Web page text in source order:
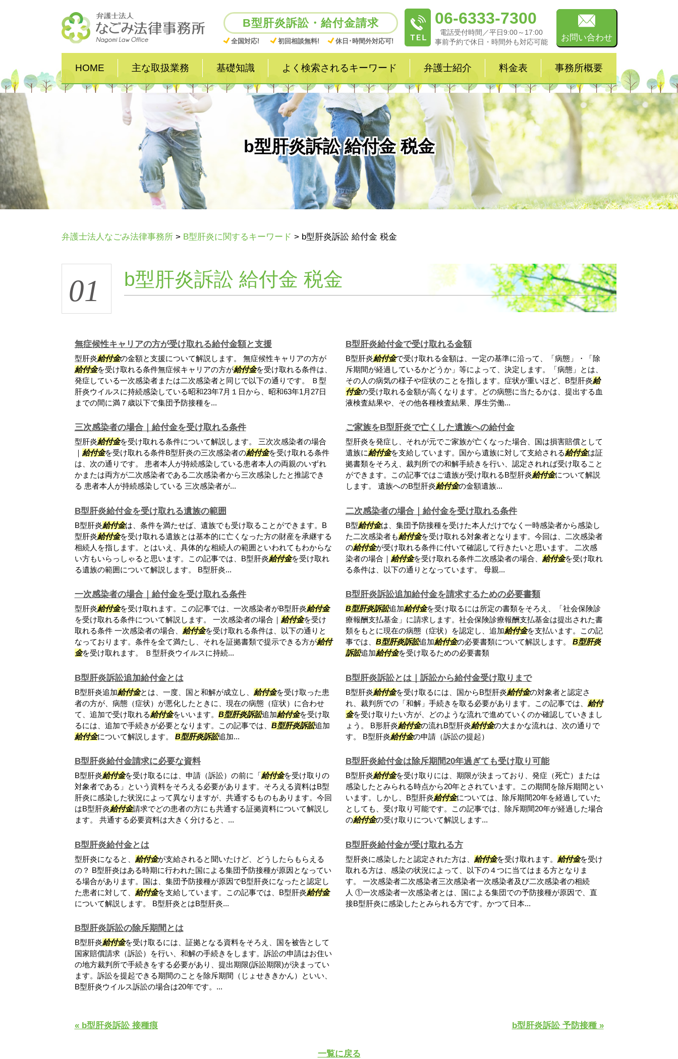
b型肝炎訴訟 給付金 税金
B型肝炎訴訟・給付金請求
全国対応! 初回相談無料! 休日･時間外対応可!
06-6333-7300
電話受付時間／平日9:00～17:00
事前予約で休日・時間外も対応可能
お問い合わせ
HOME 主な取扱業務 基礎知識 よく検索されるキーワード 弁護士紹介 料金表 事務所概要
弁護士法人なごみ法律事務所 > B型肝炎に関するキーワード > b型肝炎訴訟 給付金 税金
01 b型肝炎訴訟 給付金 税金
無症候性キャリアの方が受け取れる給付金額と支援
型肝炎給付金の金額と支援について解説します。 無症候性キャリアの方が
給付金を受け取れる条件無症候キャリアの方が給付金を受け取れる条件は、
発症している一次感染者または二次感染者と同じで以下の通りです。 Ｂ型
肝炎ウイルスに持続感染している昭和23年7月１日から、昭和63年1月27日
までの間に満７歳以下で集団予防接種を...
B型肝炎給付金で受け取れる金額
B型肝炎給付金で受け取れる金額は、一定の基準に沿って、「病態」・「除
斥期間が経過しているかどうか」等によって、決定します。「病態」とは、
その人の病気の様子や症状のことを指します。症状が重いほど、B型肝炎給
付金の受け取れる金額が高くなります。どの病態に当たるかは、提出する血
液検査結果や、その他各種検査結果、厚生労働...
三次感染者の場合｜給付金を受け取れる条件
型肝炎給付金を受け取れる条件について解説します。 三次次感染者の場合
｜ 給付金を受け取れる条件B型肝炎の三次感染者の給付金を受け取れる条件
は、次の通りです。 患者本人が持続感染している患者本人の両親のいずれ
かまたは両方が二次感染者である二次感染者から三次感染したと推認でき
る 患者本人が持続感染している 三次感染者が...
ご家族をB型肝炎で亡くした遺族への給付金
型肝炎を発症し、それが元でご家族が亡くなった場合、国は損害賠償として
遺族に給付金を支給しています。国から遺族に対して支給される給付金は証
拠書類をそろえ、裁判所での和解手続きを行い、認定されれば受け取ること
ができます。この記事ではご遺族が受け取れるB型肝炎給付金について解説
します。 遺族へのB型肝炎給付金の金額遺族...
B型肝炎給付金を受け取れる遺族の範囲
B型肝炎給付金は、条件を満たせば、遺族でも受け取ることができます。B
型肝炎給付金を受け取れる遺族とは基本的に亡くなった方の財産を承継する
相続人を指します。とはいえ、具体的な相続人の範囲といわれてもわからな
い方もいらっしゃると思います。この記事では、B型肝炎給付金を受け取れ
る遺族の範囲について解説します。 B型肝炎...
二次感染者の場合｜給付金を受け取れる条件
B型給付金は、集団予防接種を受けた本人だけでなく一時感染者から感染し
た二次感染者も給付金を受け取れる対象者となります。今回は、二次感染者
の給付金が受け取れる条件に付いて確認して行きたいと思います。 二次感
染者の場合｜ 給付金を受け取れる条件二次感染者の場合、 給付金を受け取れ
る条件は、以下の通りとなっています。 母親...
一次感染者の場合｜給付金を受け取れる条件
型肝炎給付金を受け取れます。この記事では、一次感染者がB型肝炎給付金
を受け取れる条件について解説します。 一次感染者の場合｜ 給付金を受け
取れる条件 一次感染者の場合、 給付金を受け取れる条件は、以下の通りと
なっております。条件を全て満たし、それを証拠書類で提示できる方が給付
金を受け取れます。 Ｂ型肝炎ウイルスに持続...
B型肝炎訴訟追加給付金を請求するための必要書類
B型肝炎訴訟追加給付金を受け取るには所定の書類をそろえ、「社会保険診
療報酬支払基金」に請求します。社会保険診療報酬支払基金は提出された書
類をもとに現在の病態（症状）を認定し、追加給付金を支払います。この記
事では、 B型肝炎訴訟追加給付金の必要書類について解説します。 B型肝炎
訴訟追加給付金を受け取るための必要書類
B型肝炎訴訟追加給付金とは
B型肝炎追加給付金とは、一度、国と和解が成立し、 給付金を受け取った患
者の方が、病態（症状）が悪化したときに、現在の病態（症状）に合わせ
て、追加で受け取れる給付金をいいます。 B型肝炎訴訟追加給付金を受け取
るには、追加で手続きが必要となります。この記事では、 B型肝炎訴訟追加
給付金について解説します。 B型肝炎訴訟追加...
B型肝炎訴訟とは｜訴訟から給付金受け取りまで
B型肝炎給付金を受け取るには、国からB型肝炎給付金の対象者と認定さ
れ、裁判所での「和解」手続きを取る必要があります。この記事では、 給付
金を受け取りたい方が、どのような流れで進めていくのか確認していきまし
ょう。 B形肝炎給付金の流れB型肝炎給付金の大まかな流れは、次の通りで
す。 B型肝炎給付金の申請（訴訟の提起）
B型肝炎給付金請求に必要な資料
B型肝炎給付金を受け取るには、申請（訴訟）の前に「給付金を受け取りの
対象者である」という資料をそろえる必要があります。そろえる資料はB型
肝炎に感染した状況によって異なりますが、共通するものもあります。今回
はB型肝炎給付金請求でどの患者の方にも共通する証拠資料について解説し
ます。 共通する必要資料は大きく分けると、...
B型肝炎給付金は除斥期間20年過ぎても受け取り可能
B型肝炎給付金を受け取りには、期限が決まっており、発症（死亡）または
感染したとみられる時点から20年とされています。この期間を除斥期間とい
います。しかし、B型肝炎給付金については、除斥期間20年を経過していた
としても、受け取り可能です。この記事では、除斥期間20年が経過した場合
の給付金の受け取りについて解説します...
B型肝炎給付金とは
型肝炎になると、 給付金が支給されると聞いたけど、どうしたらもらえる
の？ B型肝炎はある時期に行われた国による集団予防接種が原因となってい
る場合があります。国は、集団予防接種が原因でB型肝炎になったと認定し
た患者に対して、 給付金を支給しています。この記事では、B型肝炎給付金
について解説します。 B型肝炎とはB型肝炎...
B型肝炎給付金が受け取れる方
型肝炎に感染したと認定された方は、 給付金を受け取れます。 給付金を受け
取れる方は、感染の状況によって、以下の４つに当てはまる方となりま
す。 一次感染者二次感染者三次感染者一次感染者及び二次感染者の相続
人 ①一次感染者一次感染者とは、国による集団での予防接種が原因で、直
接B型肝炎に感染したとみられる方です。かつて日本...
B型肝炎訴訟の除斥期間とは
B型肝炎給付金を受け取るには、証拠となる資料をそろえ、国を被告として
国家賠償請求（訴訟）を行い、和解の手続きをします。訴訟の申請はお住い
の地方裁判所で手続きをする必要があり、提出期限(訴訟期限)が決まってい
ます。訴訟を提起できる期間のことを除斥期間（じょせききかん）といい、
B型肝炎ウイルス訴訟の場合は20年です。...
« b型肝炎訴訟 接種痕 b型肝炎訴訟 予防接種 »
一覧に戻る